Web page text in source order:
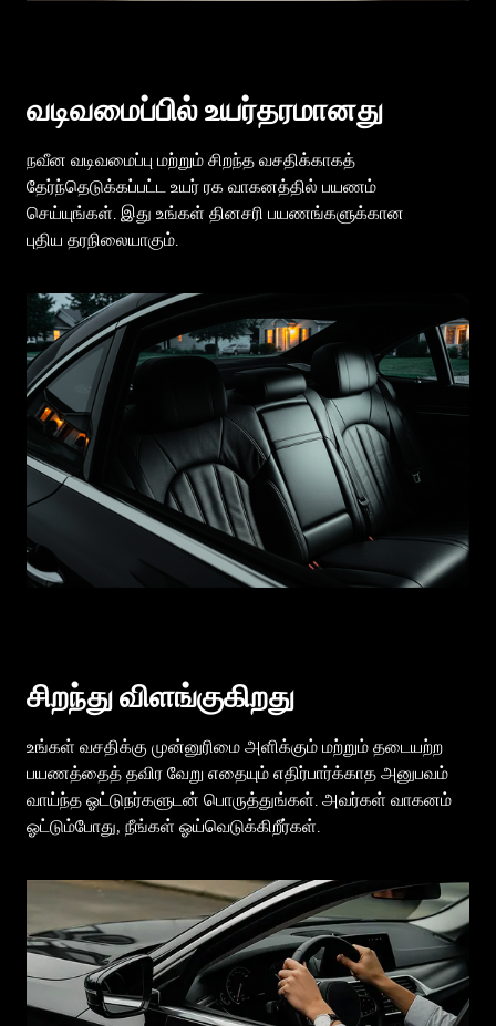
வடிவமைப்பில் உயர்தரமானது
நவீன வடிவமைப்பு மற்றும் சிறந்த வசதிக்காகத்
தேர்ந்தெடுக்கப்பட்ட உயர் ரக வாகனத்தில் பயணம்
செய்யுங்கள். இது உங்கள் தினசரி பயணங்களுக்கான
புதிய தரநிலையாகும்.
சிறந்து விளங்குகிறது
உங்கள் வசதிக்கு முன்னுரிமை அளிக்கும் மற்றும் தடையற்ற
பயணத்தைத் தவிர வேறு எதையும் எதிர்பார்க்காத அனுபவம்
வாய்ந்த ஓட்டுநர்களுடன் பொருத்துங்கள். அவர்கள் வாகனம்
ஓட்டும்போது, நீங்கள் ஓய்வெடுக்கிறீர்கள்.